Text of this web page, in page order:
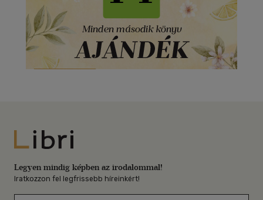
Libri
Legyen mindig képben az irodalommal!
Iratkozzon fel legfrissebb híreinkért!